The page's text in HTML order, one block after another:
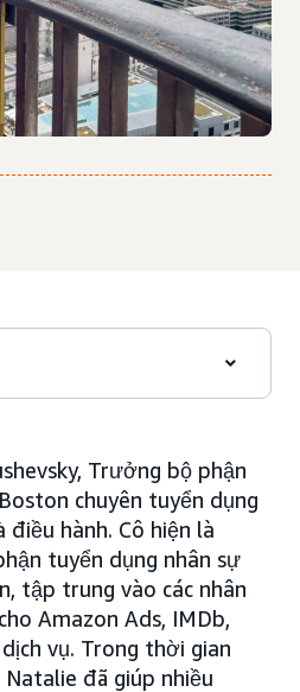
Trưởng bộ phận
chuyên tuyển dụng
hành. Cô hiện là
tuyển dụng nhân sự
tập trung vào các nhân
Amazon Ads, IMDb,
vụ. Trong thời gian
đã giúp nhiều